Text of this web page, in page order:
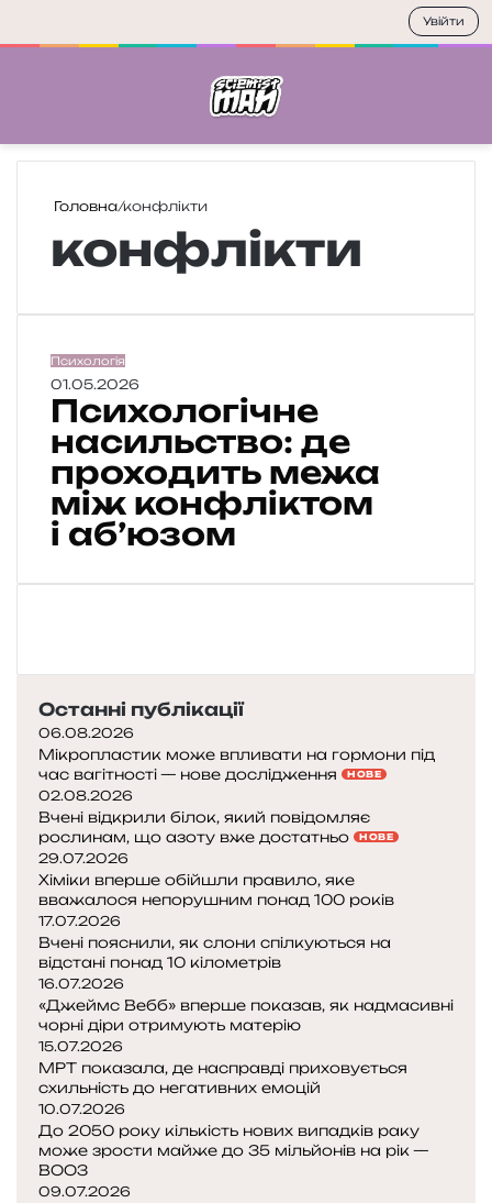
Головна/конфлікти
конфлікти
П
с
и
о
л
о
г
і
и
л
ь
с
т
в
о
:
е
п
р
о
х
о
д
и
м
е
ж
Психологія
01.05.2026
Психологічне
насильство: де
проходить межа
між конфліктом
і аб’юзом
Останні публікації
06.08.2026
Мікропластик може впливати на гормони під
час вагітності — нове дослідження
НОВЕ
02.08.2026
Вчені відкрили білок, який повідомляє
рослинам, що азоту вже достатньо
НОВЕ
29.07.2026
Хіміки вперше обійшли правило, яке
вважалося непорушним понад 100 років
17.07.2026
Вчені пояснили, як слони спілкуються на
відстані понад 10 кілометрів
16.07.2026
«Джеймс Вебб» вперше показав, як надмасивні
чорні діри отримують матерію
15.07.2026
МРТ показала, де насправді приховується
схильність до негативних емоцій
10.07.2026
До 2050 року кількість нових випадків раку
може зрости майже до 35 мільйонів на рік —
ВООЗ
09.07.2026
Увійти